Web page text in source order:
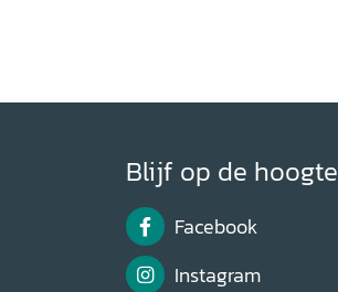
Blijf op de hoogte
Facebook
Instagram